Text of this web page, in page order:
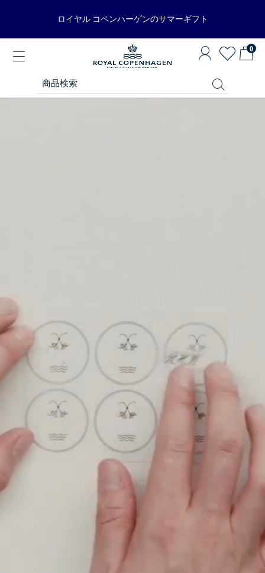
ロイヤル コペンハーゲンのサマーギフト
0